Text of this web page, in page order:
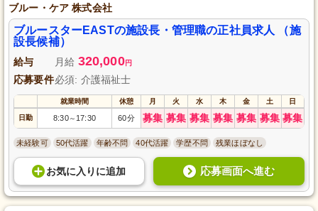
ブルー・ケア 株式会社
ブルースターEASTの施設長・管理職の正社員求人 （施
設長候補）
給与 月給 320,000円
応募要件必須: 介護福祉士
就業時間 休憩 月 火 水 木 金 土 日
日勤 8:30～ 17:30 60分 募集 募集 募集 募集 募集 募集 募集
未経験可 50代活躍 年齢不問 40代活躍 学歴不問 残業ほぼなし
お気に入り に追加 応募画面へ進む